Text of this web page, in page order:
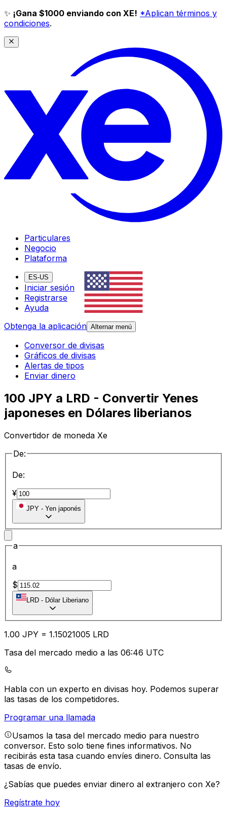
✨ ¡Gana $1000 enviando con XE! *Aplican términos y
condiciones.
Particulares
Negocio
Plataforma
ES-US
Iniciar sesión
Registrarse
Ayuda
Obtenga la aplicación Alternar menú
Conversor de divisas
Gráficos de divisas
Alertas de tipos
Enviar dinero
100 JPY a LRD - Convertir Yenes
japoneses en Dólares liberianos
Convertidor de moneda Xe
De:
De:
¥
JPY - Yen japonés
a
a
$
LRD - Dólar Liberiano
1.00 JPY = 1.15021005 LRD
Tasa del mercado medio a las 06:46 UTC
Habla con un experto en divisas hoy. Podemos superar
las tasas de los competidores.
Programar una llamada
Usamos la tasa del mercado medio para nuestro
conversor. Esto solo tiene fines informativos. No
recibirás esta tasa cuando envíes dinero. Consulta las
tasas de envío.
¿Sabías que puedes enviar dinero al extranjero con Xe?
Regístrate hoy